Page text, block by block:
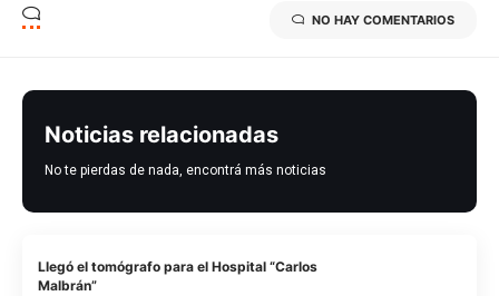
NO HAY COMENTARIOS
Noticias relacionadas
No te pierdas de nada, encontrá más noticias
Llegó el tomógrafo para el Hospital “Carlos
Malbrán”